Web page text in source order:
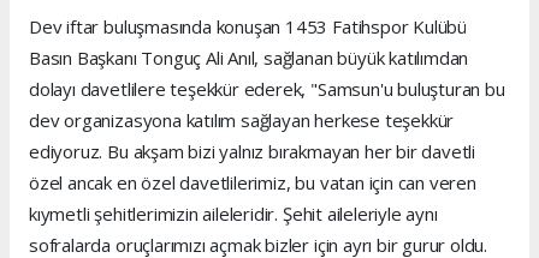
Dev iftar buluşmasında konuşan 1453 Fatihspor Kulübü
Basın Başkanı Tonguç Ali Anıl, sağlanan büyük katılımdan
dolayı davetlilere teşekkür ederek, "Samsun'u buluşturan bu
dev organizasyona katılım sağlayan herkese teşekkür
ediyoruz. Bu akşam bizi yalnız bırakmayan her bir davetli
özel ancak en özel davetlilerimiz, bu vatan için can veren
kıymetli şehitlerimizin aileleridir. Şehit aileleriyle aynı
sofralarda oruçlarımızı açmak bizler için ayrı bir gurur oldu.